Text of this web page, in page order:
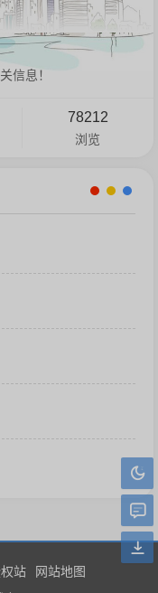
信息！
78212
浏览
站 网站地图